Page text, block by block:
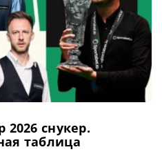
2026 cнукер.
таблица